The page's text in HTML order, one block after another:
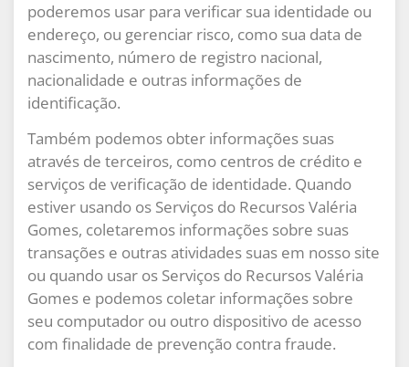
poderemos usar para verificar sua identidade ou
endereço, ou gerenciar risco, como sua data de
nascimento, número de registro nacional,
nacionalidade e outras informações de
identificação.
Também podemos obter informações suas
através de terceiros, como centros de crédito e
serviços de verificação de identidade. Quando
estiver usando os Serviços do Recursos Valéria
Gomes, coletaremos informações sobre suas
transações e outras atividades suas em nosso site
ou quando usar os Serviços do Recursos Valéria
Gomes e podemos coletar informações sobre
seu computador ou outro dispositivo de acesso
com finalidade de prevenção contra fraude.